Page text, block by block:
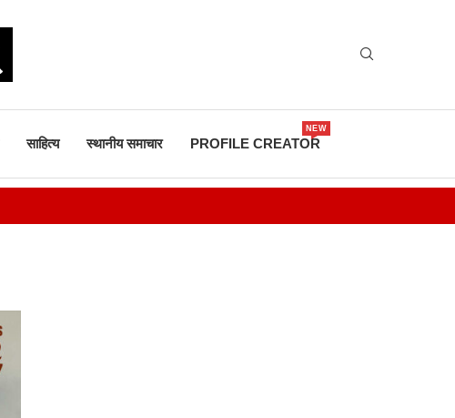
साहित्य स्थानीय समाचार PROFILE CREATOR
NEW